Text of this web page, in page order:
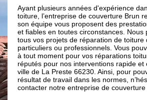
années d'expérience dans le domaine de la
de couverture Brun renovation et toute
proposent des prestations haut de gamme
circonstances. Nous prenons en main
de réparation de toiture que vous soyez
Vous pouvez nous contacter
pour vos réparations toiture ; nous sommes
interventions rapide et efficace dans la
66230. Ainsi, pour pouvoir bénéficier d’un
dans les normes, n’hésitez pas à
entreprise de couverture Brun renovation.